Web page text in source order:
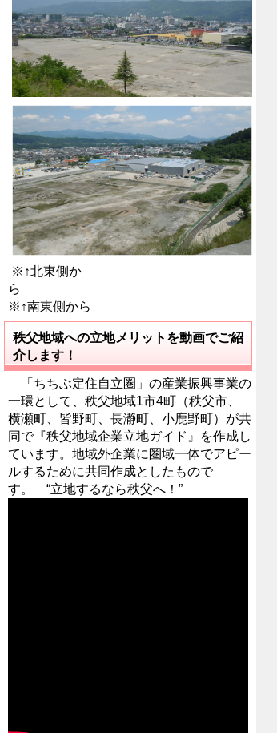
※↑北東側か
ら
※↑南東側から
秩父地域への立地メリットを動画でご紹
介します！
「ちちぶ定住自立圏」の産業振興事業の
一環として、秩父地域1市4町（秩父市、
横瀬町、皆野町、長瀞町、小鹿野町）が共
同で『秩父地域企業立地ガイド』を作成し
ています。地域外企業に圏域一体でアピー
ルするために共同作成としたもので
す。 “立地するなら秩父へ！”